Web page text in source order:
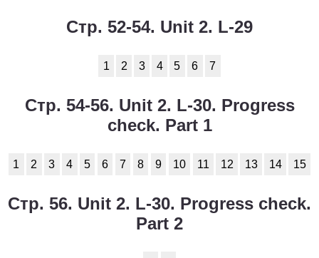
Стр. 52-54. Unit 2. L-29
1 2 3 4 5 6 7
Стр. 54-56. Unit 2. L-30. Progress
check. Part 1
1 2 3 4 5 6 7 8 9 10 11 12 13 14 15
Стр. 56. Unit 2. L-30. Progress check.
Part 2